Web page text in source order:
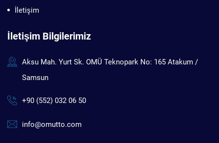
İletişim
İletişim Bilgilerimiz
Aksu Mah. Yurt Sk. OMÜ Teknopark No: 165 Atakum /
Samsun
+90 (552) 032 06 50
info@omutto.com